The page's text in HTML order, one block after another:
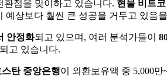
환점을 맞이하고 있습니다. 현물 비트
예상보다 훨씬 큰 성공을 거두고 있음
안정화되고 있으며, 여러 분석가들이
고 있습니다.
탄 중앙은행이 외환보유액 중 5,000